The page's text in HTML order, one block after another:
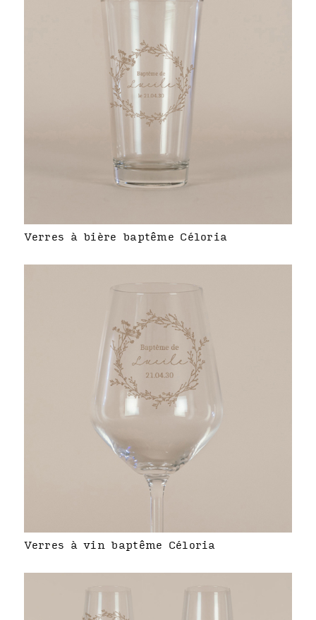
Verres à bière baptême Céloria
Verres à vin baptême Céloria